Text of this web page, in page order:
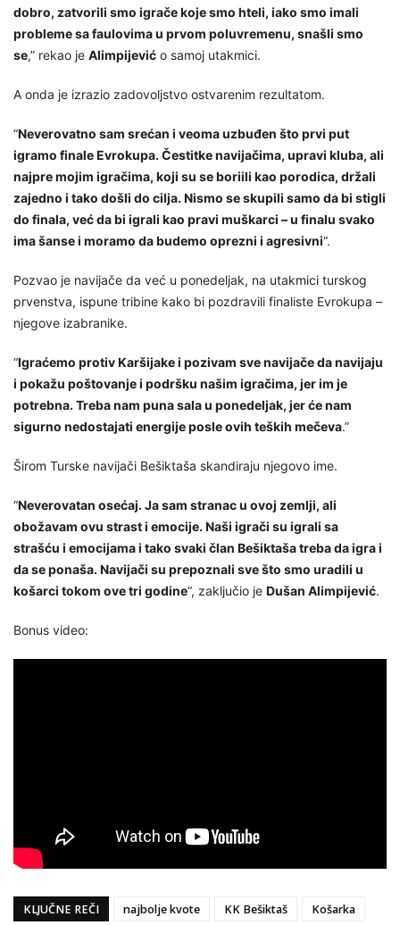
dobro, zatvorili smo igrače koje smo hteli, iako smo imali
probleme sa faulovima u prvom poluvremenu, snašli smo
se,” rekao je Alimpijević o samoj utakmici.
A onda je izrazio zadovoljstvo ostvarenim rezultatom.
“Neverovatno sam srećan i veoma uzbuđen što prvi put
igramo finale Evrokupa. Čestitke navijačima, upravi kluba, ali
najpre mojim igračima, koji su se boriili kao porodica, držali
zajedno i tako došli do cilja. Nismo se skupili samo da bi stigli
do finala, već da bi igrali kao pravi muškarci – u finalu svako
ima šanse i moramo da budemo oprezni i agresivni“.
Pozvao je navijače da već u ponedeljak, na utakmici turskog
prvenstva, ispune tribine kako bi pozdravili finaliste Evrokupa –
njegove izabranike.
“Igraćemo protiv Karšijake i pozivam sve navijače da navijaju
i pokažu poštovanje i podršku našim igračima, jer im je
potrebna. Treba nam puna sala u ponedeljak, jer će nam
sigurno nedostajati energije posle ovih teških mečeva.”
Širom Turske navijači Bešiktaša skandiraju njegovo ime.
“Neverovatan osećaj. Ja sam stranac u ovoj zemlji, ali
obožavam ovu strast i emocije. Naši igrači su igrali sa
strašću i emocijama i tako svaki član Bešiktaša treba da igra i
da se ponaša. Navijači su prepoznali sve što smo uradili u
košarci tokom ove tri godine“, zaključio je Dušan Alimpijević.
Bonus video:
KLJUČNE REČI najbolje kvote KK Bešiktaš Košarka